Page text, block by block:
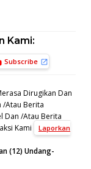
Kami:
Subscribe
Dirugikan Dan
/Atau Berita
Dan /Atau Berita
Kami
Laporkan
(12) Undang-